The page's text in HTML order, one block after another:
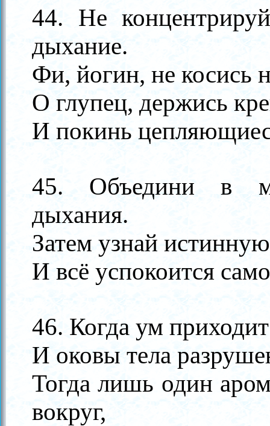
44. Не
дыхание.
Фи, йогин, не косись
О глупец, держись
И покинь
45. Объедини в
дыхания.
Затем узнай
И всё успокоится
46. Когда ум
И оковы тела
Тогда лишь один
вокруг,